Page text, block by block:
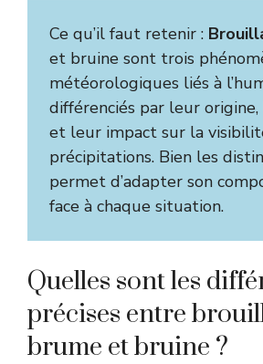
Ce qu’il faut retenir :
et bruine sont trois
météorologiques liés à
différenciés par leur
et leur impact sur la
précipitations. Bien les
permet d’adapter son
face à chaque situation.
Quelles sont les
précises entre
brume et bruine ?